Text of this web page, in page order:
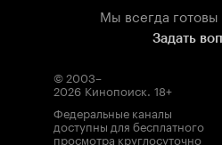
Мы всегда
Задать
© 2003–
2026 Кинопоиск. 18+
Федеральные каналы
доступны для бесплатного
просмотра круглосуточно